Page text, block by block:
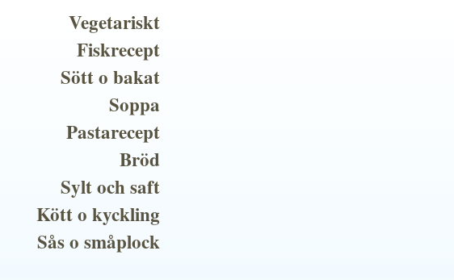
Vegetariskt
Fiskrecept
Sött o bakat
Soppa
Pastarecept
Bröd
Sylt och saft
Kött o kyckling
Sås o småplock